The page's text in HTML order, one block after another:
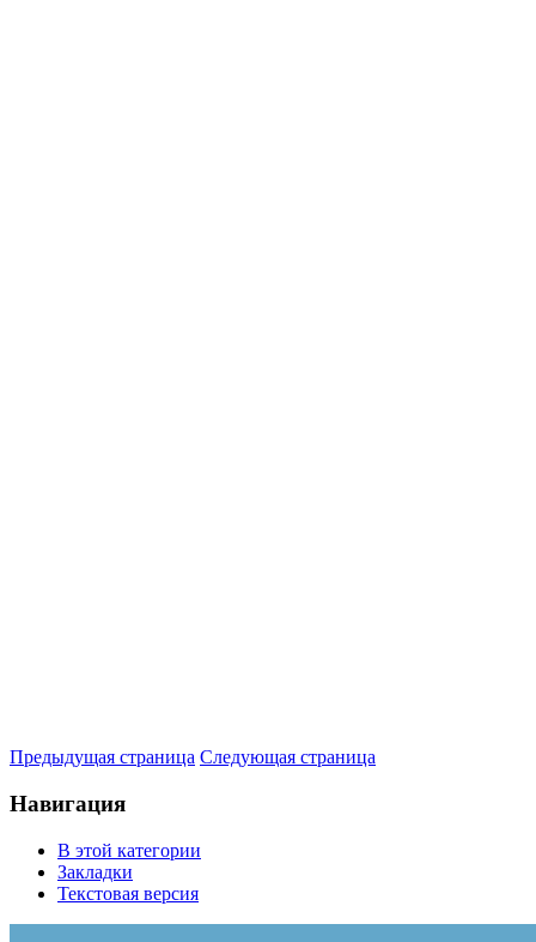
Предыдущая страница Следующая страница
Навигация
В этой категории
Закладки
Текстовая версия